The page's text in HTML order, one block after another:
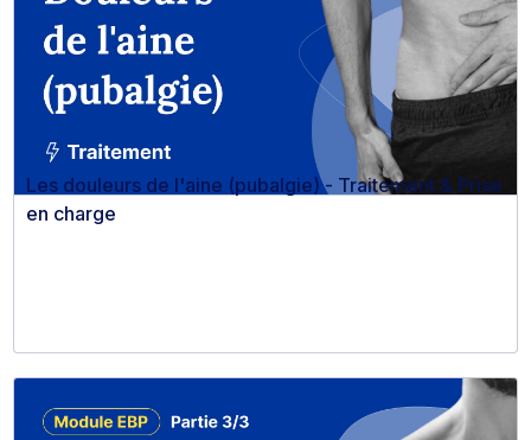
Les douleurs de l'aine (pubalgie) - Traitement & Prise
en charge